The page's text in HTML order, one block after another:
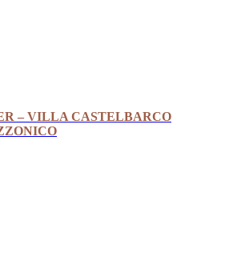
– VILLA CASTELBARCO